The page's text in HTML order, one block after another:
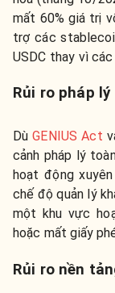
mất 60% giá trị
trợ các
USDC thay vì
Rủi ro pháp lý
DùGENIUS Act
cảnh pháp lý
hoạt động
chế độ quản lý
một khu vực
hoặc mất giấy
Rủi ro nền